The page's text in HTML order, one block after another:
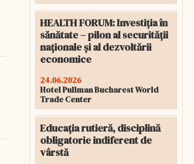
HEALTH FORUM: Investiția în
sănătate – pilon al securității
naționale și al dezvoltării
economice
24.06.2026
Hotel Pullman Bucharest World
Trade Center
Educația rutieră, disciplină
obligatorie indiferent de
vârstă